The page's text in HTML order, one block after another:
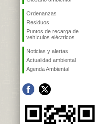
Ordenanzas
Residuos
Puntos de recarga de
vehículos eléctricos
Noticias y alertas
Actualidad ambiental
Agenda Ambiental